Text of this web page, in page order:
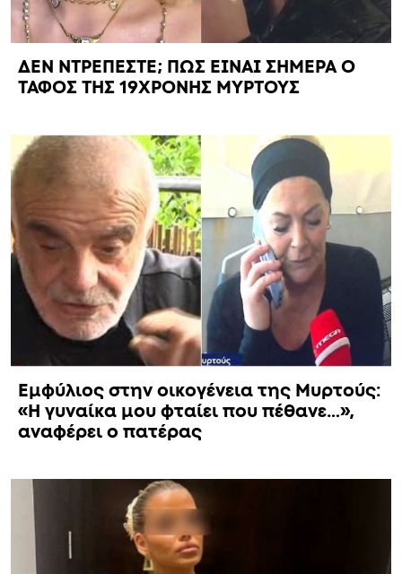
ΔΕΝ ΝΤΡΕΠΕΣΤΕ; ΠΩΣ ΕΙΝΑΙ ΣΗΜΕΡΑ Ο
ΤΑΦΟΣ ΤΗΣ 19ΧΡΟΝΗΣ ΜΥΡΤΟΥΣ
Εμφύλιος στην οικογένεια της Μυρτούς:
«Η γυναίκα μου φταίει που πέθανε…»,
αναφέρει ο πατέρας